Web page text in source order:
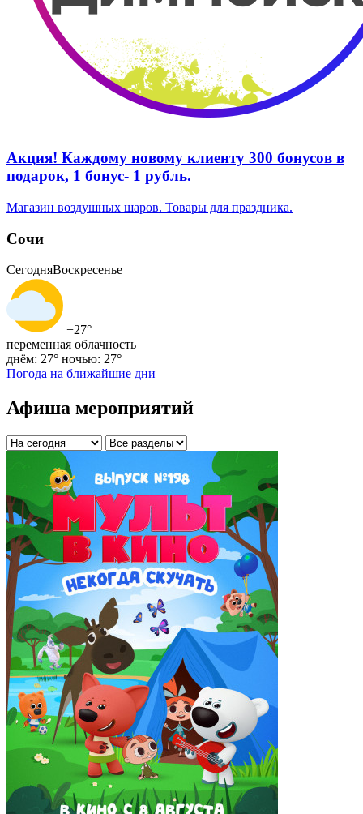
Акция! Каждому новому клиенту 300 бонусов в
подарок, 1 бонус- 1 рубль.
Магазин воздушных шаров. Товары для праздника.
Сочи
СегодняВоскресенье
+27°
переменная облачность
днём: 27° ночью: 27°
Погода на ближайшие дни
Афиша мероприятий